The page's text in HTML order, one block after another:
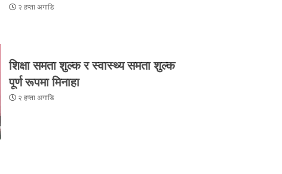
२ हप्ता अगाडि
शिक्षा समता शुल्क र स्वास्थ्य समता शुल्क
पूर्ण रूपमा मिनाहा
२ हप्ता अगाडि